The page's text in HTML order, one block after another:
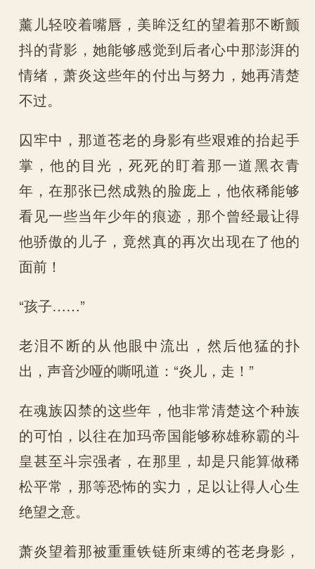
薰儿轻咬着嘴唇，美眸泛红的望着那不断颤
抖的背影，她能够感觉到后者心中那澎湃的
情绪，萧炎这些年的付出与努力，她再清楚
不过。
囚牢中，那道苍老的身影有些艰难的抬起手
掌，他的目光，死死的盯着那一道黑衣青
年，在那张已然成熟的脸庞上，他依稀能够
看见一些当年少年的痕迹，那个曾经最让得
他骄傲的儿子，竟然真的再次出现在了他的
面前！
“孩子……”
老泪不断的从他眼中流出，然后他猛的扑
出，声音沙哑的嘶吼道：“炎儿，走！”
在魂族囚禁的这些年，他非常清楚这个种族
的可怕，以往在加玛帝国能够称雄称霸的斗
皇甚至斗宗强者，在那里，却是只能算做稀
松平常，那等恐怖的实力，足以让得人心生
绝望之意。
萧炎望着那被重重铁链所束缚的苍老身影，